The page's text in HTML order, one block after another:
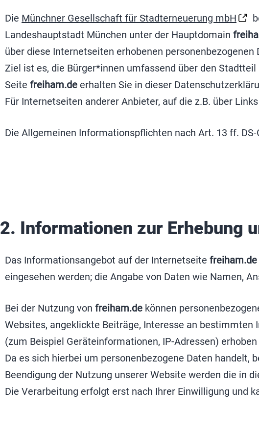
Die Münchner Gesellschaft für Stadterneuerung mbH
Landeshauptstadt München unter der Hauptdomain
über diese Internetseiten erhobenen personenbezogenen
Ziel ist es, die Bürger*innen umfassend über den
Seite freiham.de erhalten Sie in dieser
Für Internetseiten anderer Anbieter, auf die z.B. über
Die Allgemeinen Informationspflichten nach Art. 13 ff. DS-
2. Informationen zur Erhebung
Das Informationsangebot auf der Internetseite freiham.de
eingesehen werden; die Angabe von Daten wie Namen,
Bei der Nutzung von freiham.de können
Websites, angeklickte Beiträge, Interesse an
(zum Beispiel Geräteinformationen, IP-Adressen)
Da es sich hierbei um personenbezogene Daten handelt,
Beendigung der Nutzung unserer Website werden die in
Die Verarbeitung erfolgt erst nach Ihrer Einwilligung und